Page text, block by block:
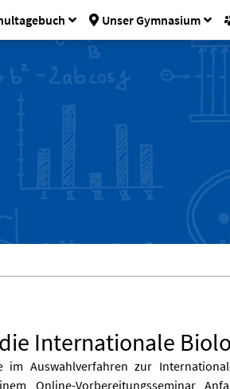
Unser Gymnasium
Internationale
Auswahlverfahren zur
Online-Vorbereitungsseminar